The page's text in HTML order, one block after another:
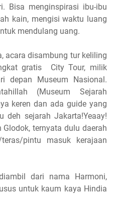
Bisa menginspirasi ibu-ibu
kain, mengisi waktu luang
mendulang uang.
acara disambung tur keliling
gratis City Tour, milik
depan Museum Nasional.
(Museum Sejarah
keren dan ada guide yang
deh sejarah Jakarta!Yeaay!
ternyata dulu daerah
pintu masuk kerajaan
dari nama Harmoni,
untuk kaum kaya Hindia